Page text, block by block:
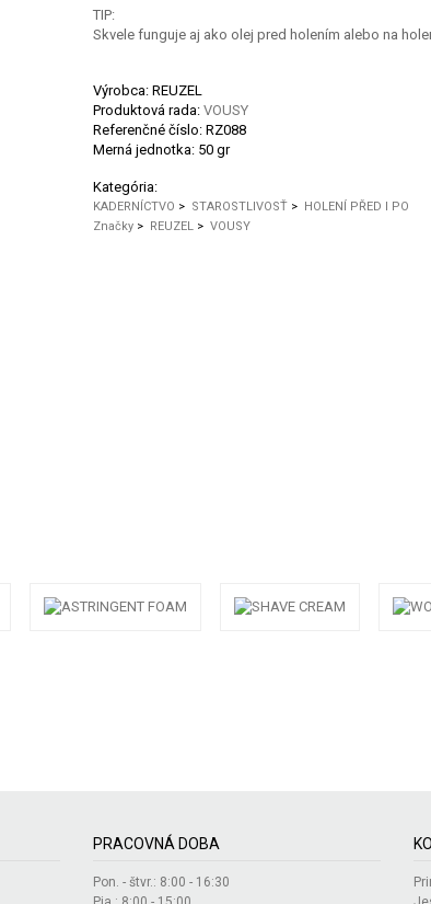
TIP:
Skvele funguje aj ako olej pred holením alebo na
Výrobca: REUZEL
Produktová rada: VOUSY
Referenčné číslo: RZ088
Merná jednotka: 50 gr
Kategória:
KADERNÍCTVO > STAROSTLIVOSŤ > HOLENÍ PŘED I PO
Značky > REUZEL > VOUSY
PRACOVNÁ DOBA
Pon. - štvr.: 8:00 - 16:30